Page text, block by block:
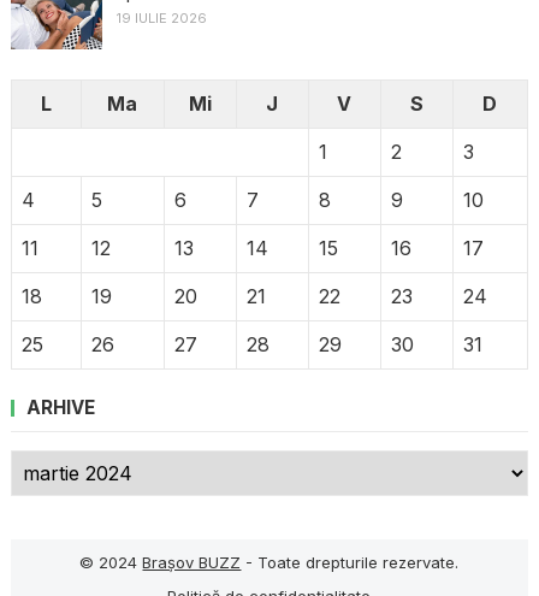
19 IULIE 2026
L Ma Mi J V S
D
1
2
3
4
5 6 7 8 9
10
11
12 13 14 15 16
17
18
19 20 21 22 23
24
25
26 27 28 29 30 31
ARHIVE
Arhive
© 2024Brașov BUZZ - Toate drepturile rezervate.